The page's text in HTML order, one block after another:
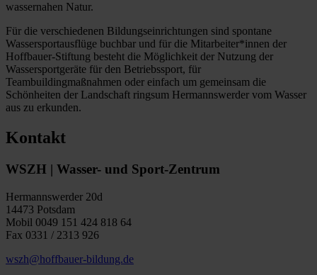
wassernahen Natur.
Für die verschiedenen Bildungseinrichtungen sind spontane
Wassersportausflüge buchbar und für die Mitarbeiter*innen der
Hoffbauer-Stiftung besteht die Möglichkeit der Nutzung der
Wassersportgeräte für den Betriebssport, für
Teambuildingmaßnahmen oder einfach um gemeinsam die
Schönheiten der Landschaft ringsum Hermannswerder vom Wasser
aus zu erkunden.
Kontakt
WSZH | Wasser- und Sport-Zentrum
Hermannswerder 20d
14473 Potsdam
Mobil 0049 151 424 818 64
Fax 0331 / 2313 926
wszh@hoffbauer-bildung.de